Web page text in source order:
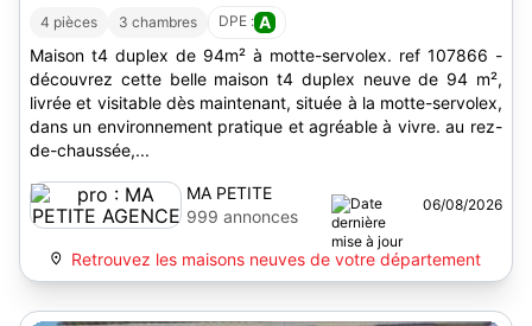
4 pièces 3 chambres DPE : A
Maison t4 duplex de 94m² à motte-servolex. ref 107866 -
découvrez cette belle maison t4 duplex neuve de 94 m²,
livrée et visitable dès maintenant, située à la motte-servolex,
dans un environnement pratique et agréable à vivre. au rez-
de-chaussée,...
MA PETITE
AGENCE
999 annonces
06/08/2026
Retrouvez les maisons neuves de votre département